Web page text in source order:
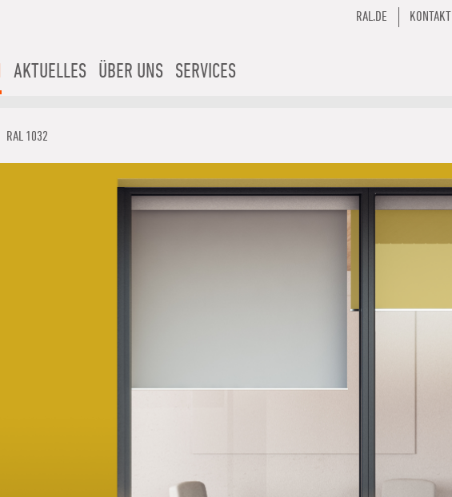
AKTUELLES ÜBER UNS SERVICES
RAL.DE KONTAKT
RAL 1032